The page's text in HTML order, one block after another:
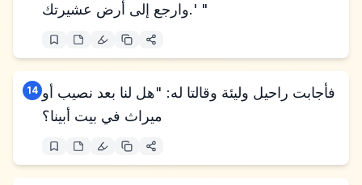
وارجع إلى أرض عشيرتك.' "
14 فأجابت راحيل وليئة وقالتا له: "هل لنا بعد نصيب أو
ميراث في بيت أبينا؟